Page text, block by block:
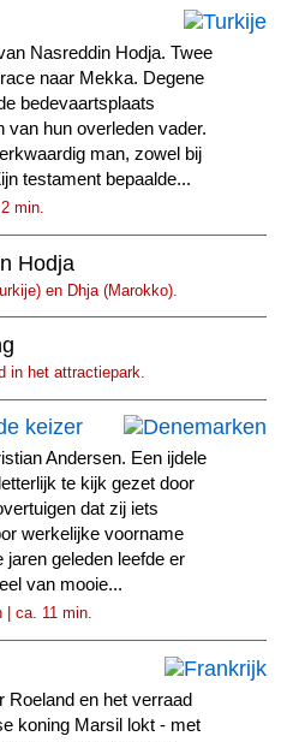
Nasreddin Hodja. Twee
naar Mekka. Degene
bedevaartsplaats
van hun overleden vader.
man, zowel bij
testament bepaalde...
min.
Hodja
en Dhja (Marokko).
in het attractiepark.
keizer
Andersen. Een ijdele
te kijk gezet door
dat zij iets
werkelijke voorname
jaren geleden leefde er
van mooie...
| ca. 11 min.
Roeland en het verraad
koning Marsil lokt - met